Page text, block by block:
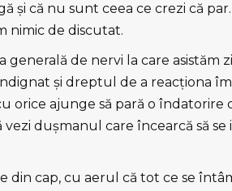
şi că nu sunt ceea ce crezi că
nimic de discutat.
generală de nervi la care asistăm
şi dreptul de a reacţiona
orice ajunge să pară o îndatorire
vezi duşmanul care încearcă să
din cap, cu aerul că tot ce se